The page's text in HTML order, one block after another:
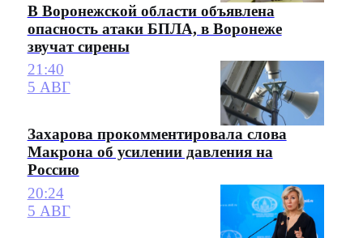
В Воронежской области объявлена
опасность атаки БПЛА, в Воронеже
звучат сирены
21:40
5 АВГ
Захарова прокомментировала слова
Макрона об усилении давления на
Россию
20:24
5 АВГ